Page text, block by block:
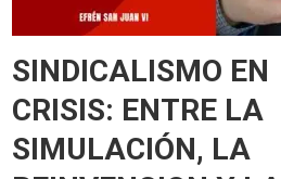
SINDICALISMO EN
CRISIS: ENTRE LA
SIMULACIÓN, LA